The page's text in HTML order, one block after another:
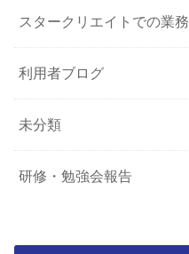
スタークリエイトでの業務
利用者ブログ
未分類
研修・勉強会報告